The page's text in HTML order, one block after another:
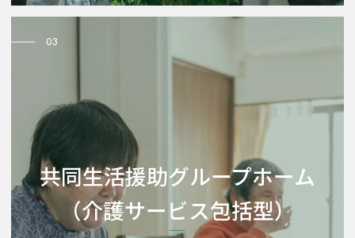
03
共同生活援助グループホーム
（介護サービス包括型）